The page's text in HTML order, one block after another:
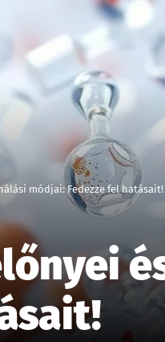
módjai: Fedezze fel hatásait!